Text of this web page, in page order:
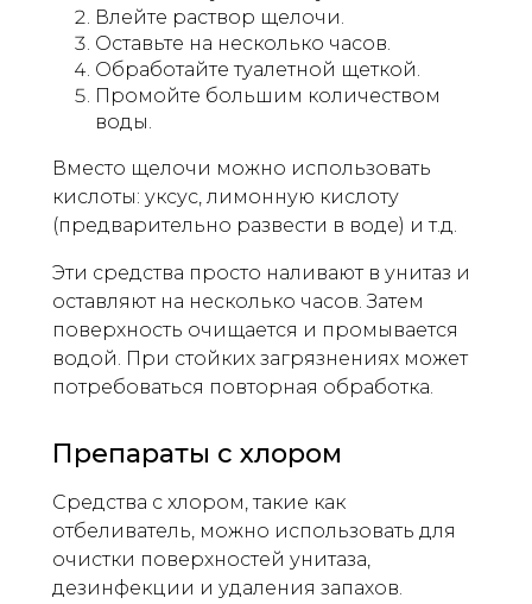
Влейте раствор щелочи.
Оставьте на несколько часов.
Обработайте туалетной щеткой.
Промойте большим количеством
воды.
Вместо щелочи можно использовать
кислоты: уксус, лимонную кислоту
(предварительно развести в воде) и т.д.
Эти средства просто наливают в унитаз и
оставляют на несколько часов. Затем
поверхность очищается и промывается
водой. При стойких загрязнениях может
потребоваться повторная обработка.
Препараты с хлором
Средства с хлором, такие как
отбеливатель, можно использовать для
очистки поверхностей унитаза,
дезинфекции и удаления запахов.